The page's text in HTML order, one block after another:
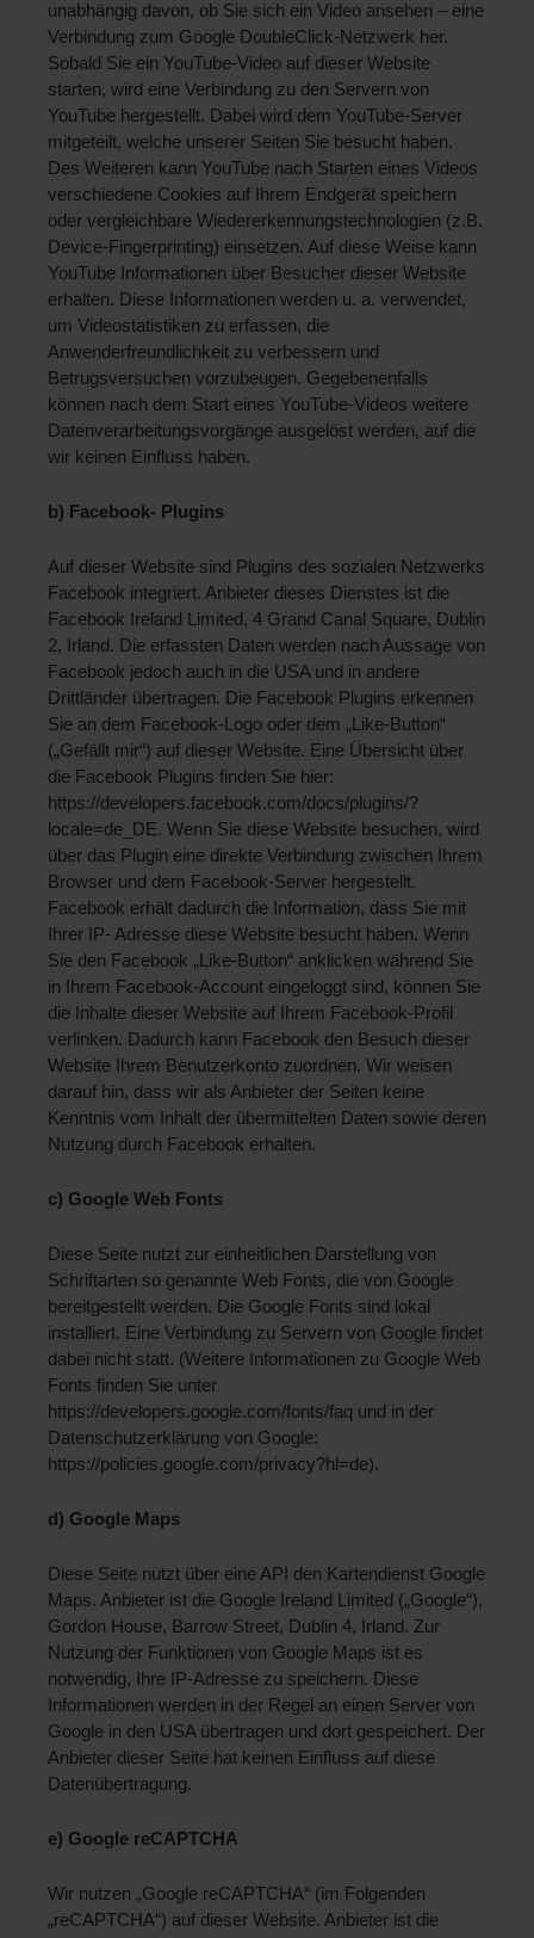
unabhängig davon, ob Sie sich ein Video ansehen – eine
Verbindung zum Google DoubleClick-Netzwerk her.
Sobald Sie ein YouTube-Video auf dieser Website
starten, wird eine Verbindung zu den Servern von
YouTube hergestellt. Dabei wird dem YouTube-Server
mitgeteilt, welche unserer Seiten Sie besucht haben.
Des Weiteren kann YouTube nach Starten eines Videos
verschiedene Cookies auf Ihrem Endgerät speichern
oder vergleichbare Wiedererkennungstechnologien (z.B.
Device-Fingerprinting) einsetzen. Auf diese Weise kann
YouTube Informationen über Besucher dieser Website
erhalten. Diese Informationen werden u. a. verwendet,
um Videostatistiken zu erfassen, die
Anwenderfreundlichkeit zu verbessern und
Betrugsversuchen vorzubeugen. Gegebenenfalls
können nach dem Start eines YouTube-Videos weitere
Datenverarbeitungsvorgänge ausgelöst werden, auf die
wir keinen Einfluss haben.
b) Facebook- Plugins
Auf dieser Website sind Plugins des sozialen Netzwerks
Facebook integriert. Anbieter dieses Dienstes ist die
Facebook Ireland Limited, 4 Grand Canal Square, Dublin
2, Irland. Die erfassten Daten werden nach Aussage von
Facebook jedoch auch in die USA und in andere
Drittländer übertragen. Die Facebook Plugins erkennen
Sie an dem Facebook-Logo oder dem „Like-Button“
(„Gefällt mir“) auf dieser Website. Eine Übersicht über
die Facebook Plugins finden Sie hier:
https://developers.facebook.com/docs/plugins/?
locale=de_DE. Wenn Sie diese Website besuchen, wird
über das Plugin eine direkte Verbindung zwischen Ihrem
Browser und dem Facebook-Server hergestellt.
Facebook erhält dadurch die Information, dass Sie mit
Ihrer IP- Adresse diese Website besucht haben. Wenn
Sie den Facebook „Like-Button“ anklicken während Sie
in Ihrem Facebook-Account eingeloggt sind, können Sie
die Inhalte dieser Website auf Ihrem Facebook-Profil
verlinken. Dadurch kann Facebook den Besuch dieser
Website Ihrem Benutzerkonto zuordnen. Wir weisen
darauf hin, dass wir als Anbieter der Seiten keine
Kenntnis vom Inhalt der übermittelten Daten sowie deren
Nutzung durch Facebook erhalten.
c) Google Web Fonts
Diese Seite nutzt zur einheitlichen Darstellung von
Schriftarten so genannte Web Fonts, die von Google
bereitgestellt werden. Die Google Fonts sind lokal
installiert. Eine Verbindung zu Servern von Google findet
dabei nicht statt. (Weitere Informationen zu Google Web
Fonts finden Sie unter
https://developers.google.com/fonts/faq und in der
Datenschutzerklärung von Google:
https://policies.google.com/privacy?hl=de).
d) Google Maps
Diese Seite nutzt über eine API den Kartendienst Google
Maps. Anbieter ist die Google Ireland Limited („Google“),
Gordon House, Barrow Street, Dublin 4, Irland. Zur
Nutzung der Funktionen von Google Maps ist es
notwendig, Ihre IP-Adresse zu speichern. Diese
Informationen werden in der Regel an einen Server von
Google in den USA übertragen und dort gespeichert. Der
Anbieter dieser Seite hat keinen Einfluss auf diese
Datenübertragung.
e) Google reCAPTCHA
Wir nutzen „Google reCAPTCHA“ (im Folgenden
„reCAPTCHA“) auf dieser Website. Anbieter ist die